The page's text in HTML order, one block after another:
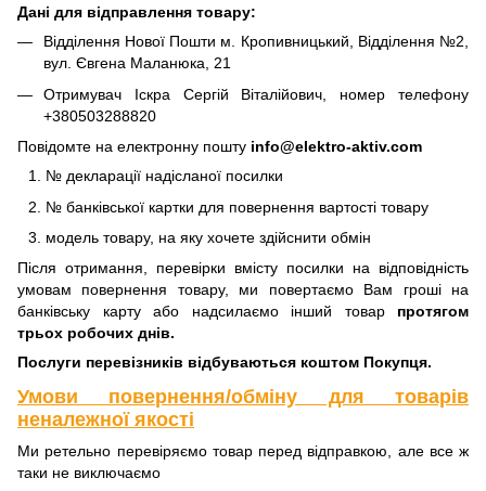
Дані для відправлення товару:
Відділення Нової Пошти м. Кропивницький, Відділення №2,
вул. Євгена Маланюка, 21
Отримувач Іскра Сергій Віталійович, номер телефону
+380503288820
Повідомте на електронну пошту info@elektro-aktiv.com
№ декларації надісланої посилки
№ банківської картки для повернення вартості товару
модель товару, на яку хочете здійснити обмін
Після отримання, перевірки вмісту посилки на відповідність
умовам повернення товару, ми повертаємо Вам гроші на
банківську карту або надсилаємо інший товар протягом
трьох робочих днів.
Послуги перевізників відбуваються коштом Покупця.
Умови повернення/обміну для товарів
неналежної якості
Ми ретельно перевіряємо товар перед відправкою, але все ж
таки не виключаємо